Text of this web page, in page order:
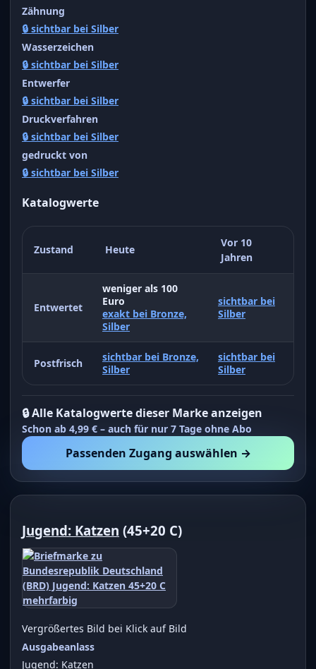
Zähnung
🔒 sichtbar bei Silber
Wasserzeichen
🔒 sichtbar bei Silber
Entwerfer
🔒 sichtbar bei Silber
Druckverfahren
🔒 sichtbar bei Silber
gedruckt von
🔒 sichtbar bei Silber
Katalogwerte
Zustand Heute
Vor 10
Jahren
Entwertet
weniger als 100
Euro
exakt bei Bronze,
Silber
sichtbar bei
Silber
Postfrisch
sichtbar bei Bronze,
Silber
sichtbar bei
Silber
🔒 Alle Katalogwerte dieser Marke anzeigen
Schon ab 4,99 € – auch für nur 7 Tage ohne Abo
Passenden Zugang auswählen →
Jugend: Katzen (45+20 C)
Vergrößertes Bild bei Klick auf Bild
Ausgabeanlass
Jugend: Katzen